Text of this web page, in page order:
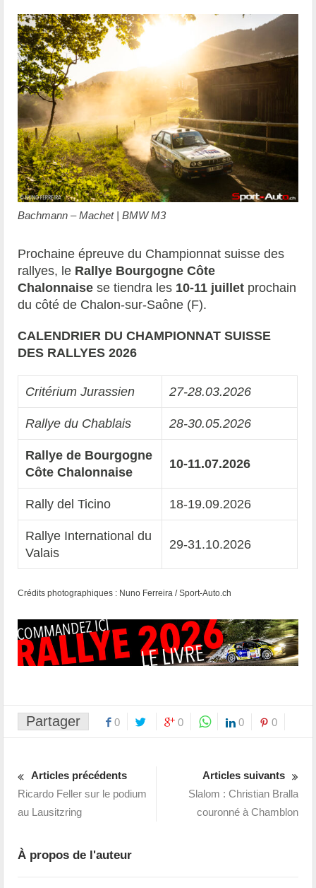
Bachmann – Machet | BMW M3
Prochaine épreuve du Championnat suisse des
rallyes, le Rallye Bourgogne Côte
Chalonnaise se tiendra les 10-11 juillet prochain
du côté de Chalon-sur-Saône (F).
CALENDRIER DU CHAMPIONNAT SUISSE
DES RALLYES 2026
Critérium Jurassien 27-28.03.2026
Rallye du Chablais 28-30.05.2026
Rallye de Bourgogne
Côte Chalonnaise
10-11.07.2026
Rally del Ticino 18-19.09.2026
Rallye International du
Valais
29-31.10.2026
Crédits photographiques : Nuno Ferreira / Sport-Auto.ch
Partager 0 0 0 0
Articles précédents
Ricardo Feller sur le podium
au Lausitzring
Articles suivants
Slalom : Christian Bralla
couronné à Chamblon
À propos de l'auteur